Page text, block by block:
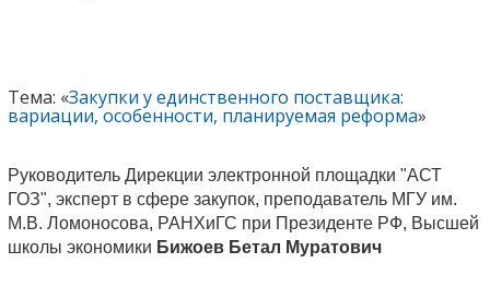
Тема: «Закупки у единственного поставщика:
вариации, особенности, планируемая реформа»
Руководитель Дирекции электронной площадки "АСТ
ГОЗ", эксперт в сфере закупок, преподаватель МГУ им.
М.В. Ломоносова, РАНХиГС при Президенте РФ, Высшей
школы экономики Бижоев Бетал Муратович